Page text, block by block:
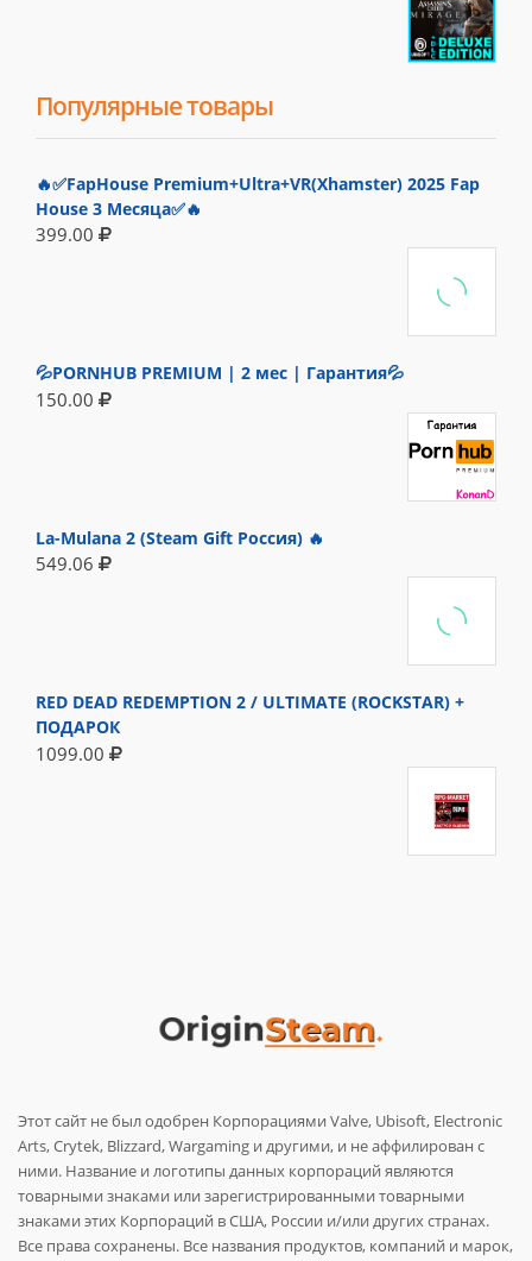
Популярные товары
🔥✅FapHouse Premium+Ultra+VR(Xhamster) 2025 Fap
House 3 Месяца✅🔥
399.00
💦PORNHUB PREMIUM | 2 мес | Гарантия💦
150.00
La-Mulana 2 (Steam Gift Россия) 🔥
549.06
RED DEAD REDEMPTION 2 / ULTIMATE (ROCKSTAR) +
ПОДАРОК
1099.00
Этот сайт не был одобрен Корпорациями Valve, Ubisoft, Electronic
Arts, Crytek, Blizzard, Wargaming и другими, и не аффилирован с
ними. Название и логотипы данных корпораций являются
товарными знаками или зарегистрированными товарными
знаками этих Корпораций в США, России и/или других странах.
Все права сохранены. Все названия продуктов, компаний и марок,